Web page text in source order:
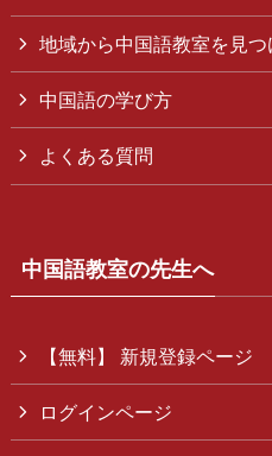
地域から中国語教室を見つ
中国語の学び方
よくある質問
中国語教室の先生へ
【無料】 新規登録ページ
ログインページ